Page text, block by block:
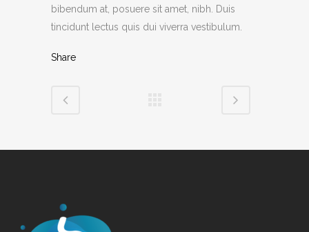
bibendum at, posuere sit amet, nibh. Duis
tincidunt lectus quis dui viverra vestibulum.
Share